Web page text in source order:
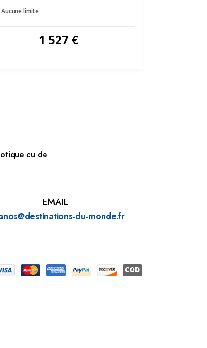
Aucune limite
1 527 €
ou de
EMAIL
du-monde.fr